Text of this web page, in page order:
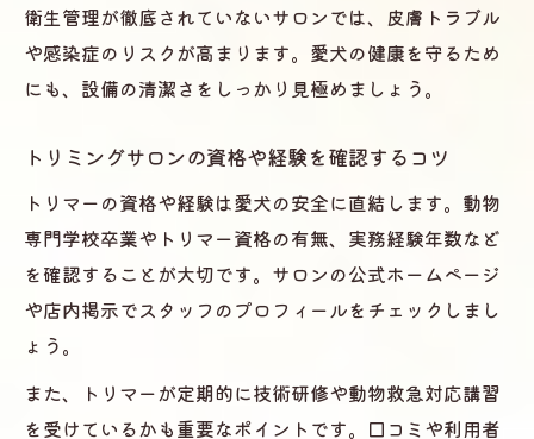
安全な施術で愛犬と穏やかな時間を
トリミングサロンで叶える安心施術のポイ
ント
愛犬がリラックスできるトリミングサロン
事故防止のためのトリミングサロンスタッ
フの対応
愛犬との信頼関係を深めるトリミングサロ
衛生管理が徹底されていないサロンでは、皮膚トラブル
や感染症のリスクが高まります。愛犬の健康を守るため
にも、設備の清潔さをしっかり見極めましょう。
トリミングサロンの資格や経験を確認するコツ
トリマーの資格や経験は愛犬の安全に直結します。動物
専門学校卒業やトリマー資格の有無、実務経験年数など
を確認することが大切です。サロンの公式ホームページ
や店内掲示でスタッフのプロフィールをチェックしまし
ょう。
また、トリマーが定期的に技術研修や動物救急対応講習
を受けているかも重要なポイントです。口コミや利用者